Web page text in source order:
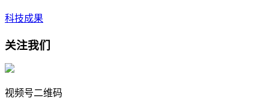
科技成果
关注我们
视频号二维码